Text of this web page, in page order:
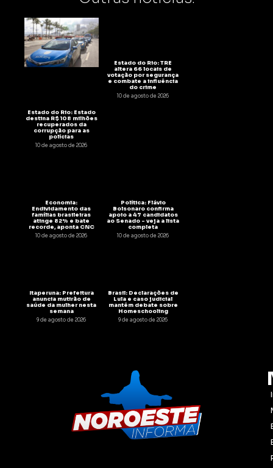
Estado do Rio: Estado
destina R$ 108 milhões
recuperados da
corrupção para as
polícias
10 de agosto de 2026
Estado do Rio: TRE
altera 66 locais de
votação por segurança
e combate a influência
do crime
10 de agosto de 2026
Economia:
Endividamento das
famílias brasileiras
atinge 82% e bate
recorde, aponta CNC
10 de agosto de 2026
Política: Flávio
Bolsonaro confirma
apoio a 47 candidatos
ao Senado – veja a lista
completa
10 de agosto de 2026
Itaperuna: Prefeitura
anuncia mutirão de
saúde da mulher nesta
semana
9 de agosto de 2026
Brasil: Declarações de
Lula e caso judicial
mantêm debate sobre
Homeschooling
9 de agosto de 2026